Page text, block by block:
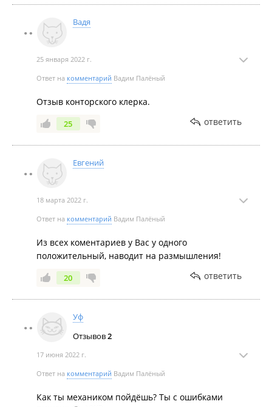
Вадя
25 января 2022 г.
Ответ на комментарий Вадим Палёный
Отзыв конторского клерка.
25 ответить
Евгений
18 марта 2022 г.
Ответ на комментарий Вадим Палёный
Из всех коментариев у Вас у одного
положительный, наводит на размышления!
20 ответить
Уф
Отзывов2
17 июня 2022 г.
Ответ на комментарий Вадим Палёный
Как ты механиком пойдёшь? Ты с ошибками